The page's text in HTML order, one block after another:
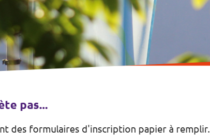
pas...
des formulaires d'inscription papier à remplir.